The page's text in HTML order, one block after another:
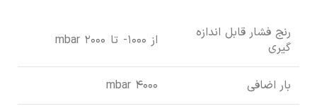
رنج فشار قابل اندازه
گیری
از 1000- تا 2000 mbar
بار اضافی 4000 mbar